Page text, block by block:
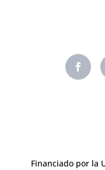
Financiado por la